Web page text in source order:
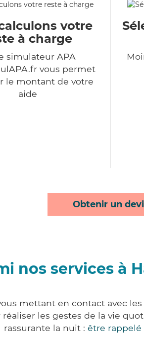
votre
à charge
simulateur APA
vous permet
le montant de votre
aide
Obtenir un
nos services à
mettant en contact avec
les gestes de la vie
rassurante la nuit : être